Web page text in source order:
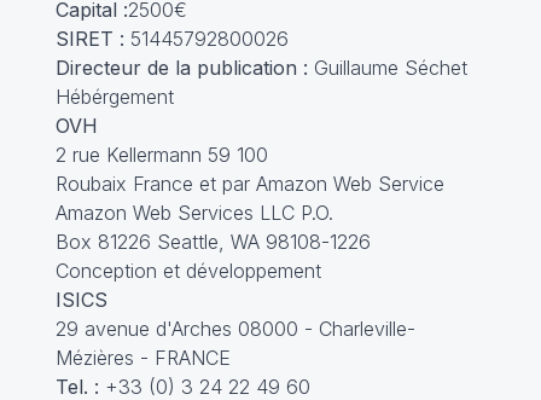
Capital :2500€
SIRET : 51445792800026
Directeur de la publication : Guillaume Séchet
Hébérgement
OVH
2 rue Kellermann 59 100
Roubaix France et par Amazon Web Service
Amazon Web Services LLC P.O.
Box 81226 Seattle, WA 98108-1226
Conception et développement
ISICS
29 avenue d'Arches 08000 - Charleville-
Mézières - FRANCE
Tel. : +33 (0) 3 24 22 49 60